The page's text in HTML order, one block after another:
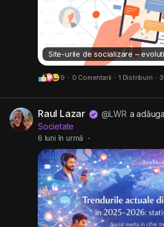
9 · 0 Comentarii · 1 Distribuiri ·
Raul Lazar @LWR a
Societate
6 luni în urmă ·